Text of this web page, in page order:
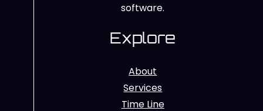
software.
Explore
About
Services
Time Line